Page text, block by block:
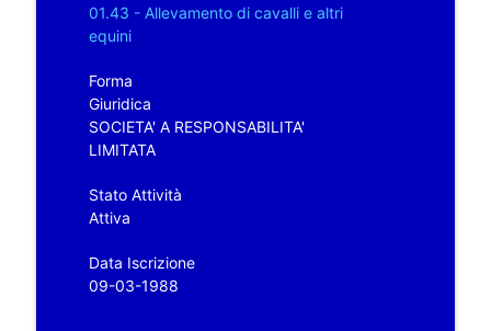
01.43 - Allevamento di cavalli e altri
equini
Forma
Giuridica
SOCIETA' A RESPONSABILITA'
LIMITATA
Stato Attività
Attiva
Data Iscrizione
09-03-1988